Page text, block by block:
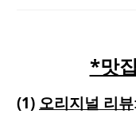
*맛
(1) 오리지널 리뷰